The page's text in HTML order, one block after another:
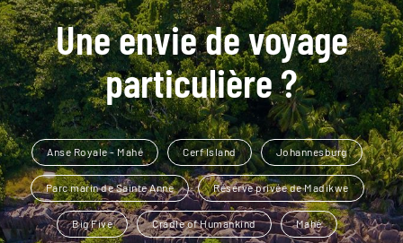
Une envie de voyage
particulière ?
Anse Royale - Mahé Cerf Island Johannesburg
Parc marin de Sainte Anne Réserve privée de Madikwe
Big Five Cradle of Humankind Mahé